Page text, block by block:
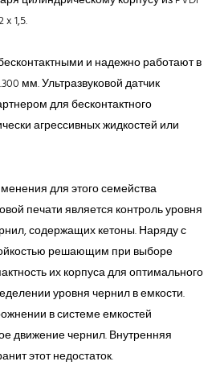
1,5.
и надежно работают в
мм. Ультразвуковой датчик
для бесконтактного
агрессивных жидкостей или
для этого семейства
печати является контроль уровня
содержащих кетоны. Наряду с
решающим при выборе
их корпуса для оптимального
уровня чернил в емкости.
в системе емкостей
движение чернил. Внутренняя
этот недостаток.